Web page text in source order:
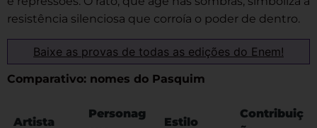
resistência silenciosa que corroía o poder de dentro.
Baixe as provas de todas as edições do Enem!
Comparativo: nomes do Pasquim
Artista
Personag
Estilo
Contribuiç